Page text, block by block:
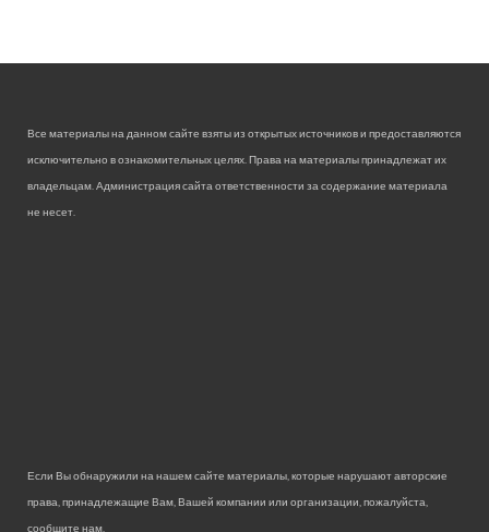
Все материалы на данном сайте взяты из открытых источников и предоставляются
исключительно в ознакомительных целях. Права на материалы принадлежат их
владельцам. Администрация сайта ответственности за содержание материала
не несет.
Если Вы обнаружили на нашем сайте материалы, которые нарушают авторские
права, принадлежащие Вам, Вашей компании или организации, пожалуйста,
сообщите нам.